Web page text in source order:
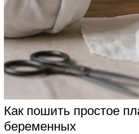
Как пошить простое
беременных